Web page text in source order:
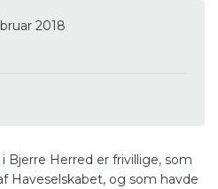
Bjerre Herred er frivillige, som
Haveselskabet, og som havde
2018